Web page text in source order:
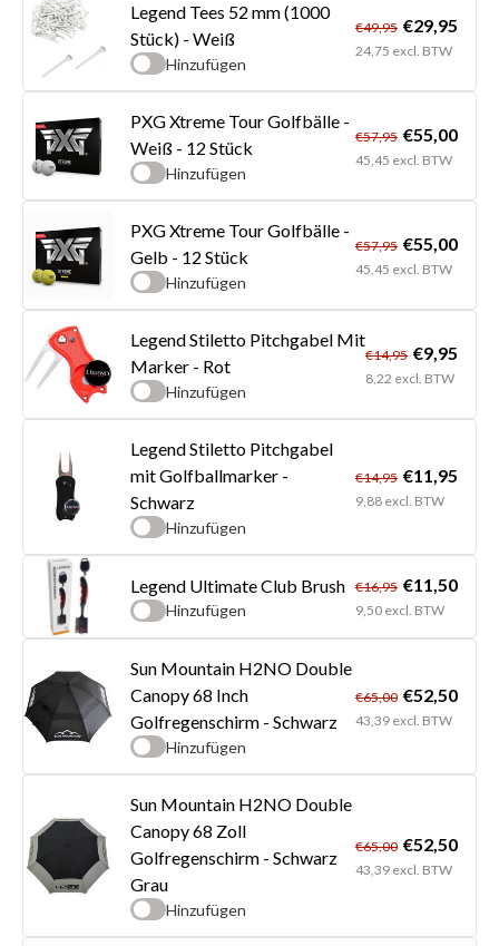
Legend Tees 52 mm (1000
Stück) - Weiß
Hinzufügen
€49,95 €29,95
24,75 excl. BTW
PXG Xtreme Tour Golfbälle -
Weiß - 12 Stück
Hinzufügen
€57,95 €55,00
45,45 excl. BTW
PXG Xtreme Tour Golfbälle -
Gelb - 12 Stück
Hinzufügen
€57,95 €55,00
45,45 excl. BTW
Legend Stiletto Pitchgabel Mit
Marker - Rot
Hinzufügen
€14,95 €9,95
8,22 excl. BTW
Legend Stiletto Pitchgabel
mit Golfballmarker -
Schwarz
Hinzufügen
€14,95 €11,95
9,88 excl. BTW
Legend Ultimate Club Brush
Hinzufügen
€16,95 €11,50
9,50 excl. BTW
Sun Mountain H2NO Double
Canopy 68 Inch
Golfregenschirm - Schwarz
Hinzufügen
€65,00 €52,50
43,39 excl. BTW
Sun Mountain H2NO Double
Canopy 68 Zoll
Golfregenschirm - Schwarz
Grau
Hinzufügen
€65,00 €52,50
43,39 excl. BTW